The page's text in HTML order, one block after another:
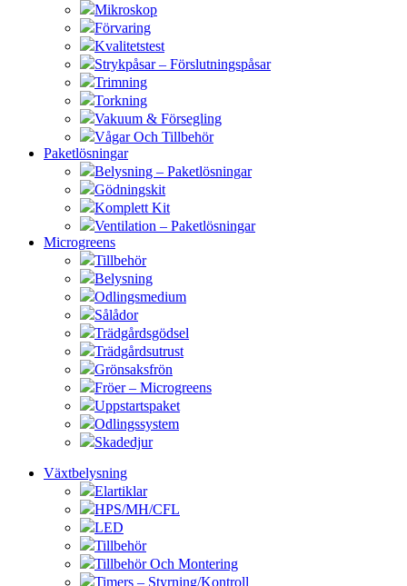
Mikroskop
Förvaring
Kvalitetstest
Strykpåsar – Förslutningspåsar
Trimning
Torkning
Vakuum & Försegling
Vågar Och Tillbehör
Paketlösningar
Belysning – Paketlösningar
Gödningskit
Komplett Kit
Ventilation – Paketlösningar
Microgreens
Tillbehör
Belysning
Odlingsmedium
Sålådor
Trädgårdsgödsel
Trädgårdsutrust
Grönsaksfrön
Fröer – Microgreens
Uppstartspaket
Odlingssystem
Skadedjur
Växtbelysning
Elartiklar
HPS/MH/CFL
LED
Tillbehör
Tillbehör Och Montering
Timers – Styrning/Kontroll